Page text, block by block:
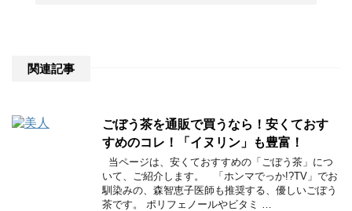
関連記事
ごぼう茶を通販で買うなら！安くておす
すめのコレ！「イヌリン」も豊富！
当ページは、安くておすすめの「ごぼう茶」につ
いて、ご紹介します。 「ホンマでっか!?TV」でお
馴染みの、森智恵子医師も推奨する、優しいごぼう
茶です。 ポリフェノールやビタミ …